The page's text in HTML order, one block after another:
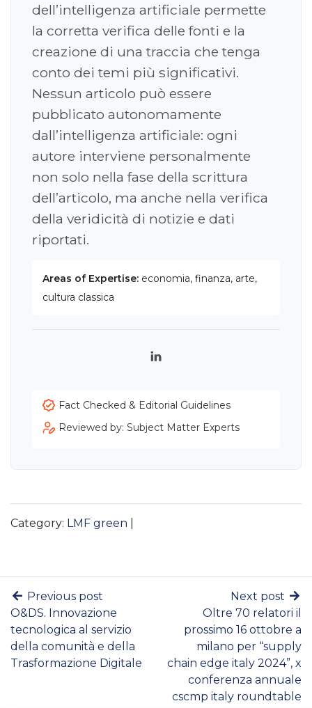
dell’intelligenza artificiale permette
la corretta verifica delle fonti e la
creazione di una traccia che tenga
conto dei temi più significativi.
Nessun articolo può essere
pubblicato autonomamente
dall’intelligenza artificiale: ogni
autore interviene personalmente
non solo nella fase della scrittura
dell’articolo, ma anche nella verifica
della veridicità di notizie e dati
riportati.
Areas of Expertise: economia, finanza, arte,
cultura classica
LinkedIn
Fact Checked & Editorial Guidelines
Reviewed by: Subject Matter Experts
Category: LMF green
Previous post
O&DS. Innovazione
tecnologica al servizio
della comunità e della
Trasformazione Digitale
Next post
Oltre 70 relatori il
prossimo 16 ottobre a
milano per “supply
chain edge italy 2024”, x
conferenza annuale
cscmp italy roundtable